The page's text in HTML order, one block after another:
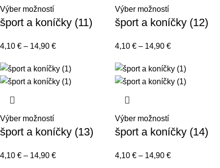
Výber možností
šport a koníčky (11)
4,10 € – 14,90 €
Výber možností
šport a koníčky (12)
4,10 € – 14,90 €
Výber možností
šport a koníčky (13)
4,10 € – 14,90 €
Výber možností
šport a koníčky (14)
4,10 € – 14,90 €